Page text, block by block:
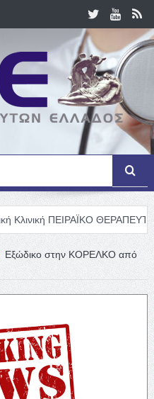
ΠΕΙΡΑΪΚΟ ΘΕΡΑΠΕΥΤΗΡΙΟ Α. Ε. –
Εξώδικο στην ΚΟΡΕΛΚΟ από